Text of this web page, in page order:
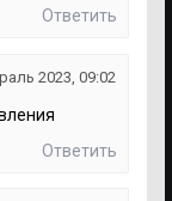
Ответить
2023, 09:02
Ответить